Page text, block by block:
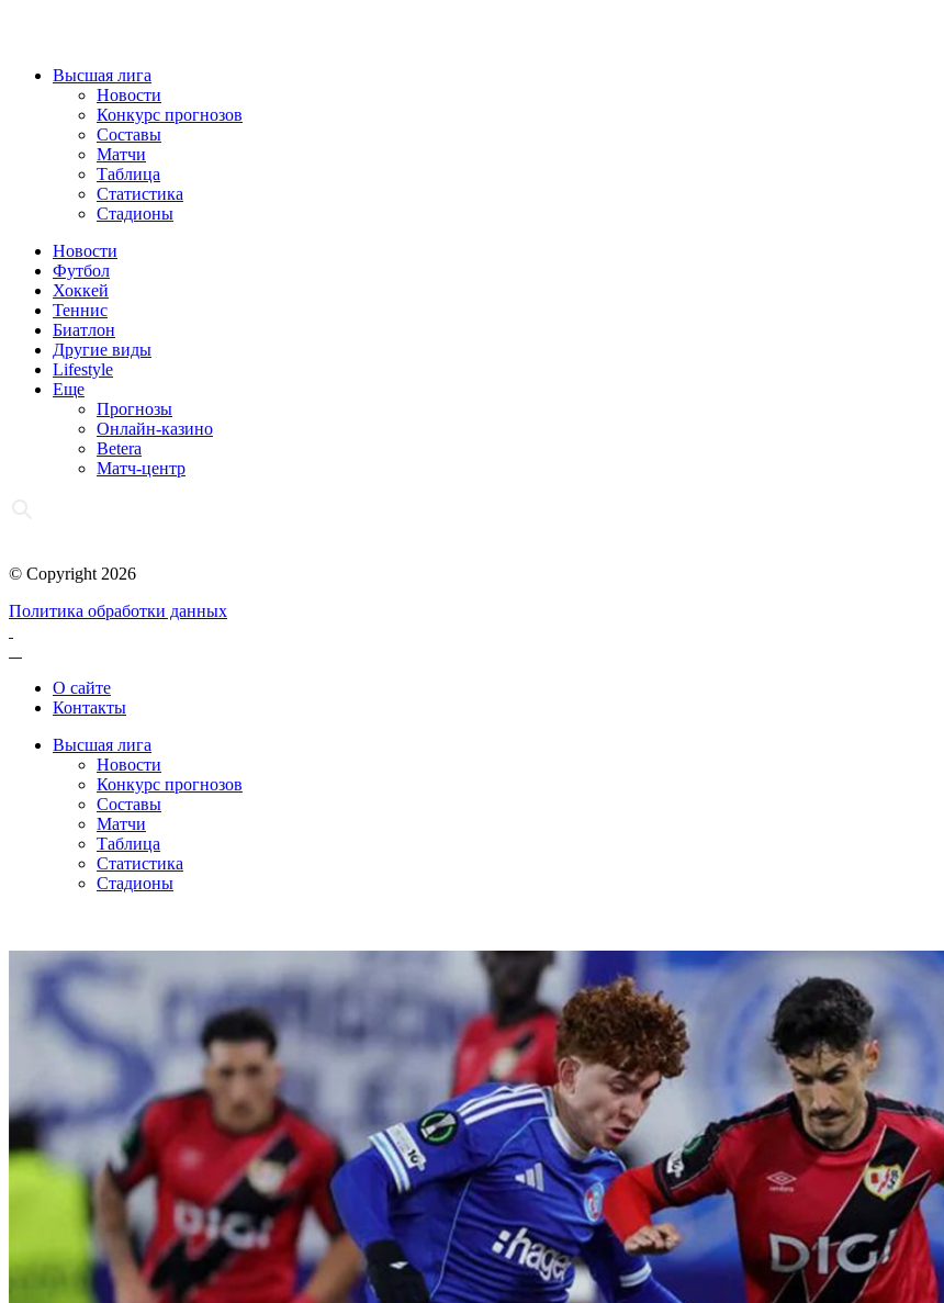
Высшая лига
Новости
Конкурс прогнозов
Составы
Матчи
Таблица
Статистика
Стадионы
Новости
Футбол
Хоккей
Теннис
Биатлон
Другие виды
Lifestyle
Еще
Прогнозы
Онлайн-казино
Betera
Матч-центр
© Copyright 2026
Политика обработки данных
О сайте
Контакты
Высшая лига
Новости
Конкурс прогнозов
Составы
Матчи
Таблица
Статистика
Стадионы